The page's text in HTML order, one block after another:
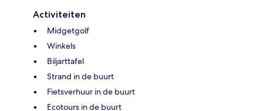
Activiteiten
Midgetgolf
Winkels
Biljarttafel
Strand in de buurt
Fietsverhuur in de buurt
Ecotours in de buurt